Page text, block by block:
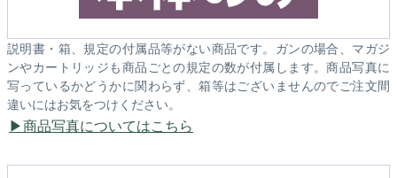
説明書・箱、規定の付属品等がない商品です。ガンの場合、マガジ
ンやカートリッジも商品ごとの規定の数が付属します。商品写真に
写っているかどうかに関わらず、箱等はございませんのでご注文間
違いにはお気をつけください。
商品写真についてはこちら